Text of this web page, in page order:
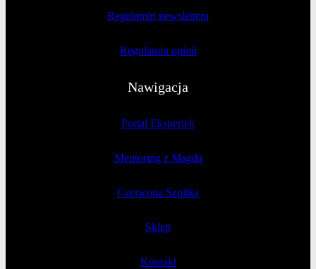
Regulamin newslettera
Regulamin opinii
Nawigacja
Portal Ekspertek
Mentoring z Magdą
Czerwona Szpilka
Sklep
Kontakt